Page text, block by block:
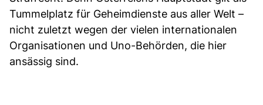
Tummelplatz für Geheimdienste aus aller Welt –
nicht zuletzt wegen der vielen internationalen
Organisationen und Uno-Behörden, die hier
ansässig sind.